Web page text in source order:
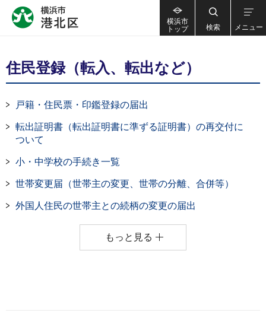
横浜市
トップ
検索 メニュー
住民登録（転入、転出など）
戸籍・住民票・印鑑登録の届出
転出証明書（転出証明書に準ずる証明書）の再交付に
ついて
小・中学校の手続き一覧
世帯変更届（世帯主の変更、世帯の分離、合併等）
外国人住民の世帯主との続柄の変更の届出
もっと見る